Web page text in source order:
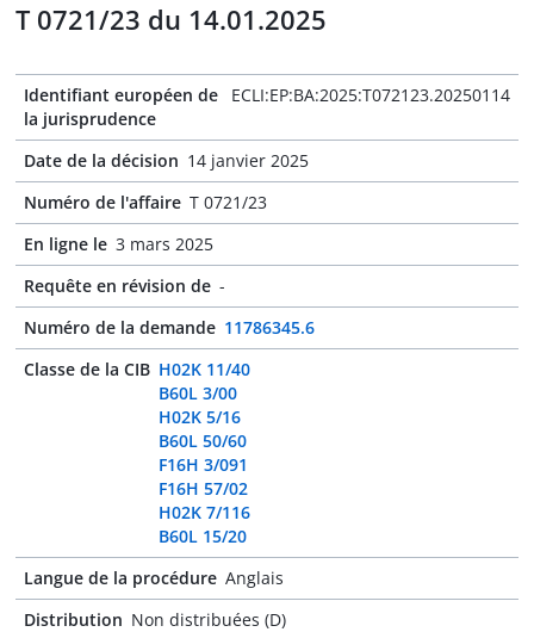
T 0721/23 du 14.01.2025
Identifiant européen de
la jurisprudence
ECLI:EP:BA:2025:T072123.20250114
Date de la décision 14 janvier 2025
Numéro de l'affaire T 0721/23
En ligne le 3 mars 2025
Requête en révision de -
Numéro de la demande 11786345.6
Classe de la CIB H02K 11/40
B60L 3/00
H02K 5/16
B60L 50/60
F16H 3/091
F16H 57/02
H02K 7/116
B60L 15/20
Langue de la procédure Anglais
Distribution Non distribuées (D)